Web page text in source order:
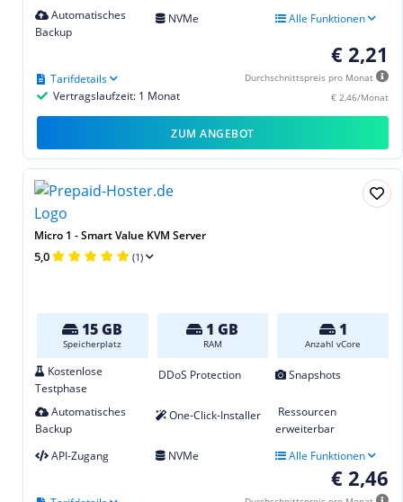
Automatisches
Backup
NVMe Alle Funktionen
€ 2,21
Durchschnittspreis pro Monat
€ 2,46/Monat
Vertragslaufzeit: 1 Monat
Tarifdetails
ZUM ANGEBOT
Micro 1 - Smart Value KVM Server
5,0 (1)
15 GB
Speicherplatz
1 GB
RAM
1
Anzahl vCore
Kostenlose
Testphase
DDoS Protection Snapshots
Automatisches
Backup
One-Click-Installer
Ressourcen
erweiterbar
API-Zugang
NVMe Alle Funktionen
€ 2,46